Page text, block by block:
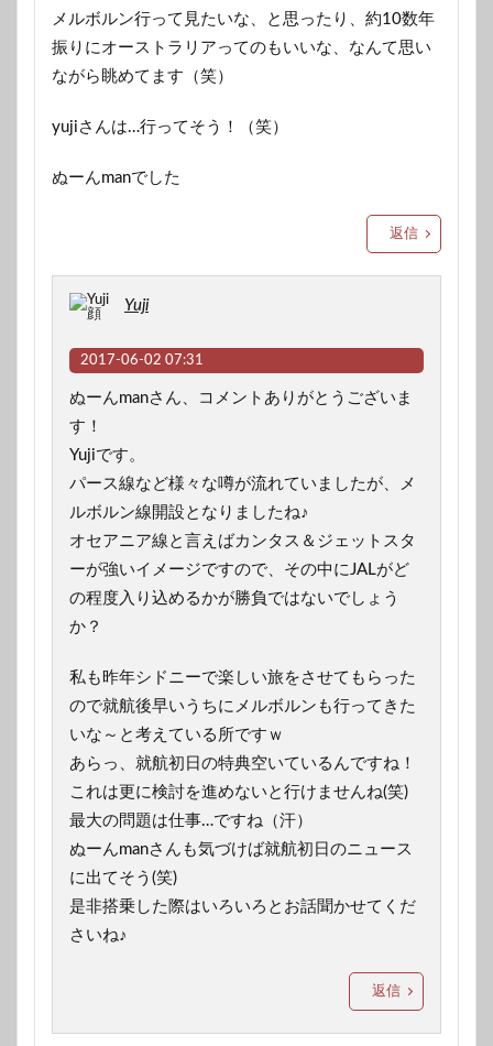
メルボルン行って見たいな、と思ったり、約10数年
振りにオーストラリアってのもいいな、なんて思い
ながら眺めてます（笑）
yujiさんは…行ってそう！（笑）
ぬーんmanでした
返信
Yuji
2017-06-02 07:31
ぬーんmanさん、コメントありがとうございま
す！
Yujiです。
パース線など様々な噂が流れていましたが、メ
ルボルン線開設となりましたね♪
オセアニア線と言えばカンタス＆ジェットスタ
ーが強いイメージですので、その中にJALがど
の程度入り込めるかが勝負ではないでしょう
か？
私も昨年シドニーで楽しい旅をさせてもらった
ので就航後早いうちにメルボルンも行ってきた
いな～と考えている所ですｗ
あらっ、就航初日の特典空いているんですね！
これは更に検討を進めないと行けませんね(笑)
最大の問題は仕事…ですね（汗）
ぬーんmanさんも気づけば就航初日のニュース
に出てそう(笑)
是非搭乗した際はいろいろとお話聞かせてくだ
さいね♪
返信